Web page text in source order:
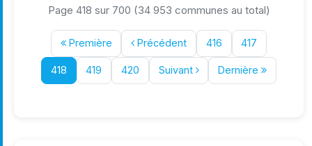
Page 418 sur 700 (34 953 communes au total)
Première Précédent 416 417
418 419 420 Suivant Dernière